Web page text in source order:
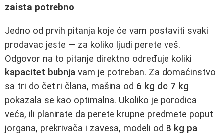
zaista potrebno
Jedno od prvih pitanja koje će vam postaviti svaki
prodavac jeste — za koliko ljudi perete veš.
Odgovor na to pitanje direktno određuje koliki
kapacitet bubnja vam je potreban. Za domaćinstvo
sa tri do četiri člana, mašina od 6 kg do 7 kg
pokazala se kao optimalna. Ukoliko je porodica
veća, ili planirate da perete krupne predmete poput
jorgana, prekrivača i zavesa, modeli od 8 kg pa